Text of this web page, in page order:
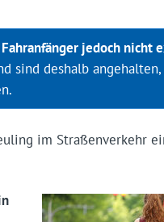
jedoch nicht
sind deshalb
im Straßenverkehr